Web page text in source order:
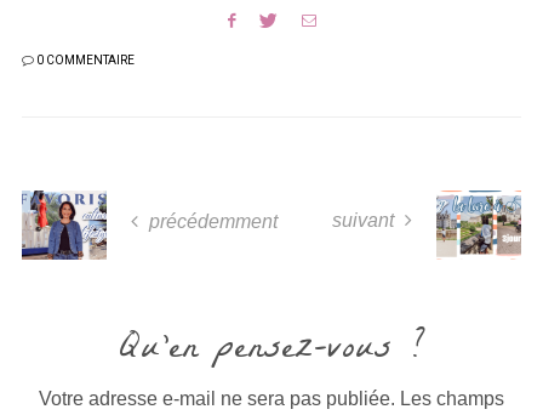
0 COMMENTAIRE
précédemment suivant
Qu'en pensez-vous ?
Votre adresse e-mail ne sera pas publiée. Les champs